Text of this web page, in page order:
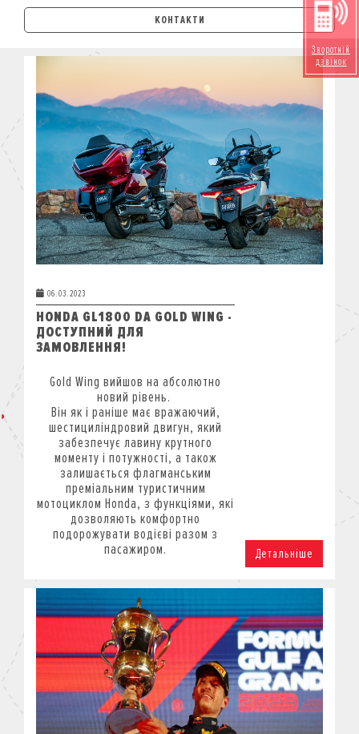
АВТОМОБІЛІ
ЛІЗИНГ
КРЕДИТ
КОРПОРАТИВНИМ КЛІЄНТАМ
МОТОЦИКЛИ
КРЕДИТ
СТРАХУВАННЯ
КОРПОРАТИВНИМ КЛІЄНТАМ
КОНТАКТИ
Зворотній
дзвінок
06.03.2023
HONDA GL1800 DA GOLD WING -
ДОСТУПНИЙ ДЛЯ
ЗАМОВЛЕННЯ!
Gold Wing вийшов на абсолютно
новий рівень.
Він як і раніше має вражаючий,
шестициліндровий двигун, який
забезпечує лавину крутного
моменту і потужності, а також
залишається флагманським
преміальним туристичним
мотоциклом Honda, з функціями, які
дозволяють комфортно
подорожувати водієві разом з
пасажиром.
Детальніше